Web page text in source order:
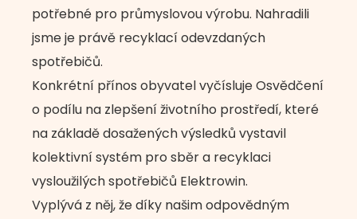
potřebné pro průmyslovou výrobu. Nahradili
jsme je právě recyklací odevzdaných
spotřebičů.
Konkrétní přínos obyvatel vyčísluje Osvědčení
o podílu na zlepšení životního prostředí, které
na základě dosažených výsledků vystavil
kolektivní systém pro sběr a recyklaci
vysloužilých spotřebičů Elektrowin.
Vyplývá z něj, že díky našim odpovědným